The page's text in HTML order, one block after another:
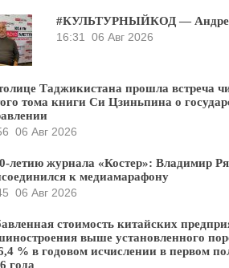
#КУЛЬТУРНЫЙКОД —
16:31
06 Авг 2026
Таджикистана прошла встреча
тома книги Си Цзиньпина о
06 Авг 2026
летию журнала «Костер»: Владимир
к медиамарафону
06 Авг 2026
стоимость китайских
выше установленного
% в годовом исчислении в первом
года